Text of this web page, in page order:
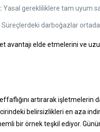
Yasal gerekliliklere tam uyum
Süreçlerdeki darboğazlar ortadan
avantajı elde etmelerini ve
artırarak işletmelerin
belirsizlikleri en aza
bir örnek teşkil ediyor.